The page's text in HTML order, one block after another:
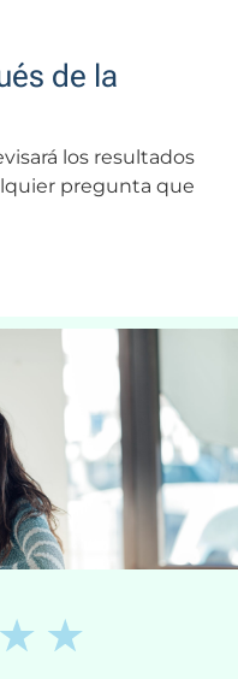
de la
los resultados
pregunta que